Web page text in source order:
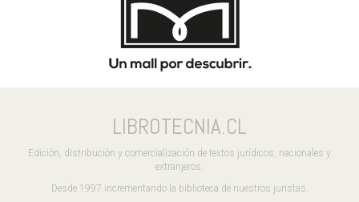
LIBROTECNIA.CL
Edición, distribución y comercialización de textos jurídicos, nacionales y
extranjeros.
Desde 1997 incrementando la biblioteca de nuestros juristas.